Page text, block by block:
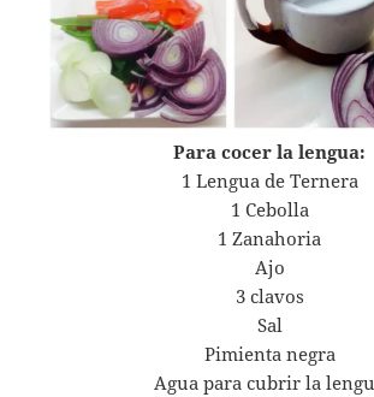
Para cocer la lengua:
1 Lengua de Ternera
1 Cebolla
1 Zanahoria
Ajo
3 clavos
Sal
Pimienta negra
Agua para cubrir la